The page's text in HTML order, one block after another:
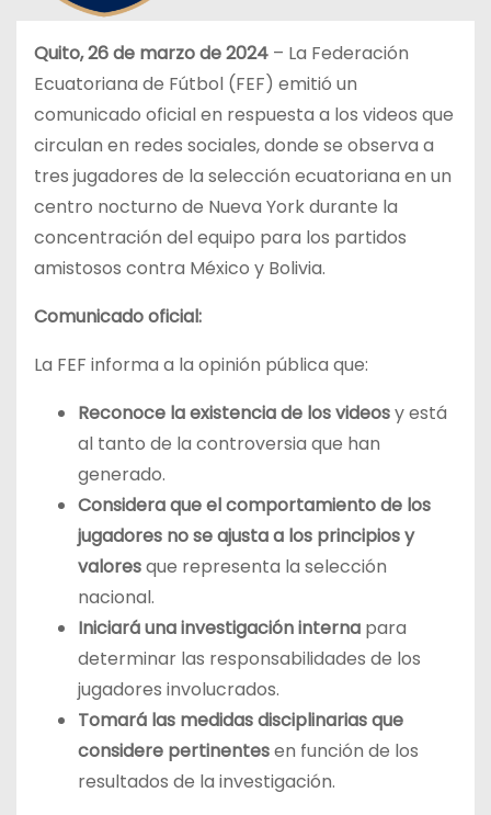
Quito, 26 de marzo de 2024 – La Federación
Ecuatoriana de Fútbol (FEF) emitió un
comunicado oficial en respuesta a los videos que
circulan en redes sociales, donde se observa a
tres jugadores de la selección ecuatoriana en un
centro nocturno de Nueva York durante la
concentración del equipo para los partidos
amistosos contra México y Bolivia.
Comunicado oficial:
La FEF informa a la opinión pública que:
Reconoce la existencia de los videosy está
al tanto de la controversia que han
generado.
Considera que el comportamiento de los
jugadores no se ajusta a los principios y
valoresque representa la selección
nacional.
Iniciará una investigación interna para
determinar las responsabilidades de los
jugadores involucrados.
Tomará las medidas disciplinarias que
considere pertinentesen función de los
resultados de la investigación.